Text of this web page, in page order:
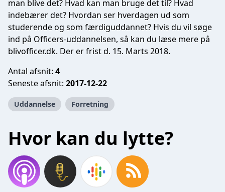
man blive det? Hvad kan man bruge det til? Hvad
indebærer det? Hvordan ser hverdagen ud som
studerende og som færdiguddannet? Hvis du vil søge
ind på Officers-uddannelsen, så kan du læse mere på
blivofficer.dk. Der er frist d. 15. Marts 2018.
Antal afsnit: 4
Seneste afsnit: 2017-12-22
Uddannelse Forretning
Hvor kan du lytte?